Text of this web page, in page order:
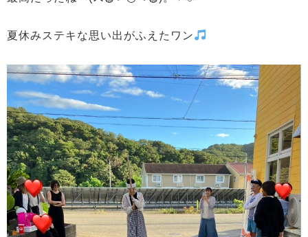
夏休みステキな思い出がふえたワン